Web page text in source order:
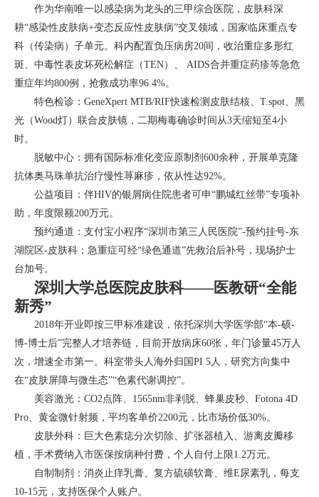
作为华南唯一以感染病为龙头的三甲综合医院，皮肤科深
耕“感染性皮肤病+变态反应性皮肤病”交叉领域，国家临床重点专
科（传染病）子单元。科内配置负压病房20间，收治重症多形红
斑、中毒性表皮坏死松解症（TEN）、 AIDS合并重症药疹等急危
重症年均800例，抢救成功率96.4%。
特色检诊：GeneXpert MTB/RIF快速检测皮肤结核、T.spot、黑
光（Wood灯）联合皮肤镜，二期梅毒确诊时间从3天缩短至4小
时。
脱敏中心：拥有国际标准化变应原制剂600余种，开展单克隆
抗体奥马珠单抗治疗慢性荨麻疹，依从性达92%。
公益项目：伴HIV的银屑病住院患者可申“鹏城红丝带”专项补
助，年度限额200万元。
预约通道：支付宝小程序“深圳市第三人民医院”-预约挂号-东
湖院区-皮肤科；急重症可经“绿色通道”先救治后补号，现场护士
台加号。
深圳大学总医院皮肤科——医教研“全能
新秀”
2018年开业即按三甲标准建设，依托深圳大学医学部“本-硕-
博-博士后”完整人才培养链，目前开放病床60张，年门诊量45万人
次，增速全市第一。科室带头人海外归国PI 5人，研究方向集中
在“皮肤屏障与微生态”“色素代谢调控”。
美容激光：CO2点阵、1565nm非剥脱、蜂巢皮秒、Fotona 4D
Pro、黄金微针射频，平均客单价2200元，比市场价低30%。
皮肤外科：巨大色素痣分次切除、扩张器植入、游离皮瓣移
植，手术费纳入市医保按病种付费，个人自付上限1.2万元。
自制制剂：消炎止痒乳膏、复方硫磺软膏、维E尿素乳，每支
10-15元，支持医保个人账户。